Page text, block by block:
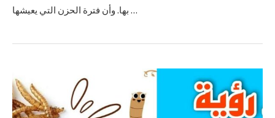
بها. وأن فترة الحزن التي يعيشها …